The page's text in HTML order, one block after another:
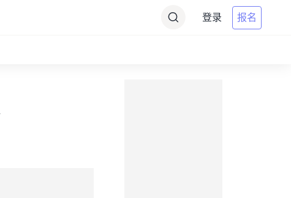
登录 报名